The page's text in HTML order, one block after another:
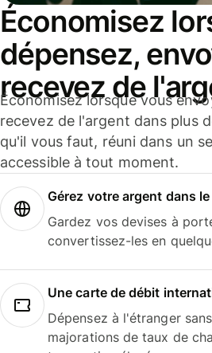
Économisez
dépensez,
recevez de
Économisez lorsque vous
recevez de l'argent dans plus
qu'il vous faut, réuni dans un
accessible à tout moment.
Gérez votre argent dans
Gardez vos devises à
convertissez-les en
Une carte de débit
Dépensez à l'étranger
majorations de taux de